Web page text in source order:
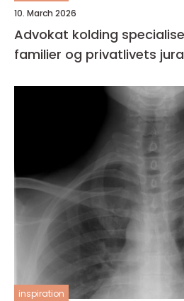
10. March 2026
Advokat kolding specialiseret hjælp til
familier og privatlivets jura
inspiration